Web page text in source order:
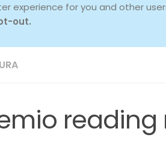
experience for you and other
out.
reading